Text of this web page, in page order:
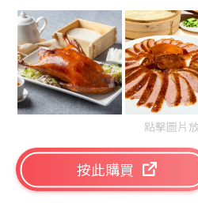
點擊圖片
按此購買